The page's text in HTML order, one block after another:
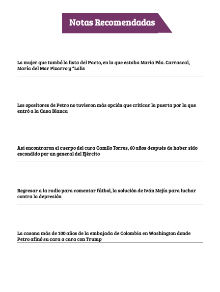
Notas Recomendadas
La mujer que tumbó la lista del Pacto, en la que estaba María Fda. Carrascal,
María del Mar Pizarro y “Lalis
Los opositores de Petro no tuvieron más opción que criticar la puerta por la que
entró a la Casa Blanca
Así encontraron el cuerpo del cura Camilo Torres, 60 años después de haber sido
escondido por un general del Ejército
Regresar a la radio para comentar fútbol, la solución de Iván Mejía para luchar
contra la depresión
La casona más de 100 años de la embajada de Colombia en Washington donde
Petro afinó su cara a cara con Trump